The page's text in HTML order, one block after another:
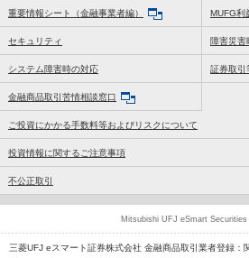
重要情報シート（金融事業者編） MUFG利
セキュリティ 障害災害
システム障害時の対応 証券取引
金融商品取引苦情相談窓口
ご投資にかかる手数料等およびリスクについて
投資情報に関するご注意事項
不公正取引
三菱UFJ eスマート証券株式会社 金融商品取引業者登録
Mitsubishi UFJ eSmart